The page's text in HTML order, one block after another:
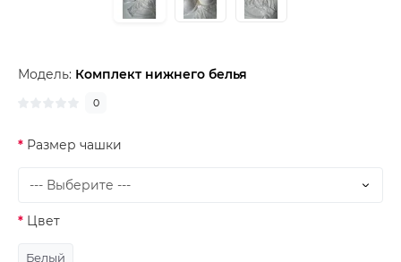
Модель: Комплект нижнего белья
0
Размер чашки
Цвет
Белый